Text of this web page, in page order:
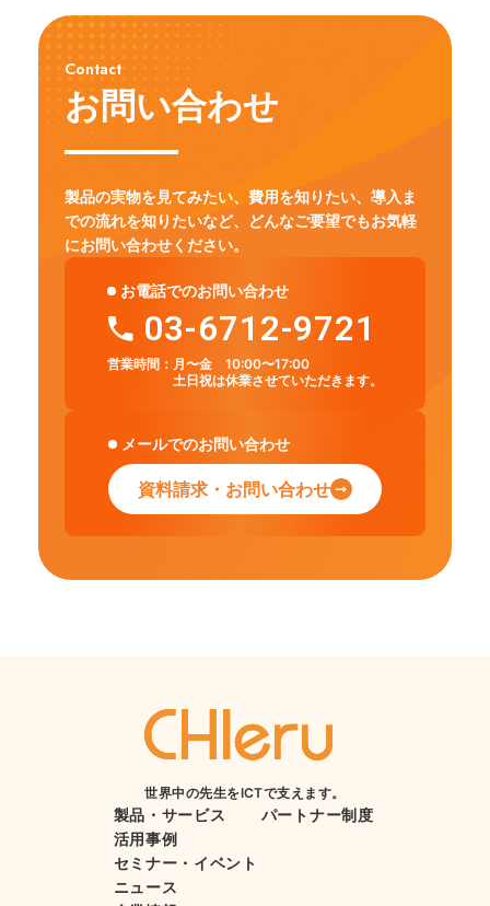
Contact
お問い合わせ
製品の実物を見てみたい、費用を知りたい、導入ま
での流れを知りたいなど、
どんなご要望でもお気軽
にお問い合わせください。
お電話でのお問い合わせ
03-6712-9721
営業時間： 月〜金 10:00〜17:00
土日祝は休業させていただきます。
メールでのお問い合わせ
資料請求・お問い合わせ
世界中の先生をICTで支えます。
製品・サービス
活用事例
セミナー・イベント
ニュース
パートナー制度